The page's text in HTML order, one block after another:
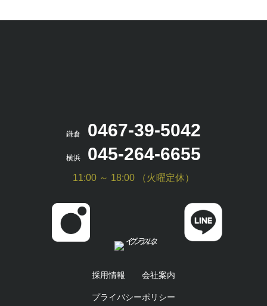
鎌倉 0467-39-5042
横浜 045-264-6655
11:00 ～ 18:00 （火曜定休）
採用情報 会社案内
プライバシーポリシー